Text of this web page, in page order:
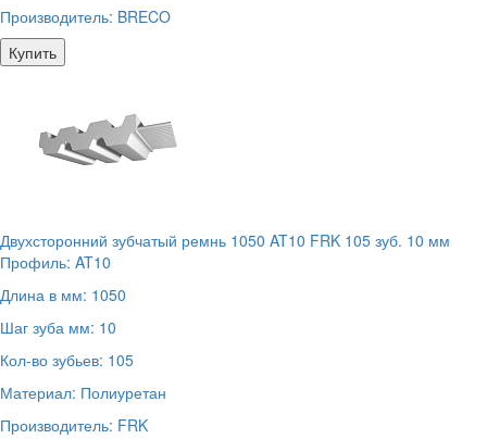
Производитель: BRECO
Купить
Двухсторонний зубчатый ремнь 1050 AT10 FRK 105 зуб. 10 мм
Профиль: AT10
Длина в мм: 1050
Шаг зуба мм: 10
Кол-во зубьев: 105
Материал: Полиуретан
Производитель: FRK